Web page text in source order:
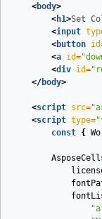
<body>
<h1>Set
<input
<button id
<a id=
<div id=
</body>
<script src=
<script type=
const {